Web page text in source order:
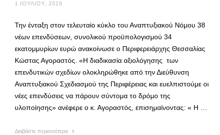
1 ΙΟΥΛΊΟΥ, 2019
Την ένταξη στον τελευταίο κύκλο του Αναπτυξιακού Νόμου 38
νέων επενδύσεων, συνολικού προϋπολογισμού 34
εκατομμυρίων ευρώ ανακοίνωσε ο Περιφερειάρχης Θεσσαλίας
Κώστας Αγοραστός. «Η διαδικασία αξιολόγησης των
επενδυτικών σχεδίων ολοκληρώθηκε από την Διεύθυνση
Αναπτυξιακού Σχεδιασμού της Περιφέρειας και ευελπιστούμε οι
νέες επενδύσεις να πάρουν σύντομα το δρόμο της
υλοποίησης» ανέφερε ο κ. Αγοραστός, επισημαίνοντας: « Η …
Διαβάστε περισσότερα